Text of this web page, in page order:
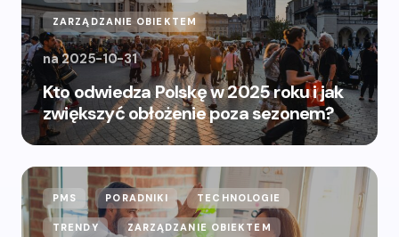
ZARZĄDZANIE OBIEKTEM
na 2025-10-31
Kto odwiedza Polskę w 2025 roku i jak
zwiększyć obłożenie poza sezonem?
PMS PORADNIKI TECHNOLOGIE
TRENDY ZARZĄDZANIE OBIEKTEM